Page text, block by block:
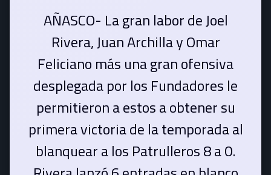
AÑASCO- La gran labor de Joel
Rivera, Juan Archilla y Omar
Feliciano más una gran ofensiva
desplegada por los Fundadores le
permitieron a estos a obtener su
primera victoria de la temporada al
blanquear a los Patrulleros 8 a 0.